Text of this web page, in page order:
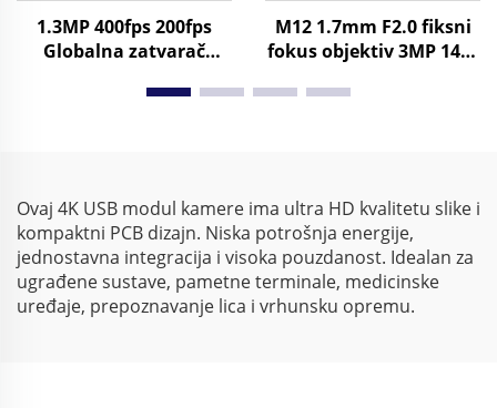
1.3MP 400fps 200fps
Globalna zatvarač
modul za konferenciju,
M12 1.7mm F2.0 fiksni
fokus objektiv 3MP 145°
Ovaj 4K USB modul kamere ima ultra HD kvalitetu slike i
kompaktni PCB dizajn. Niska potrošnja energije,
jednostavna integracija i visoka pouzdanost. Idealan za
ugrađene sustave, pametne terminale, medicinske
uređaje, prepoznavanje lica i vrhunsku opremu.